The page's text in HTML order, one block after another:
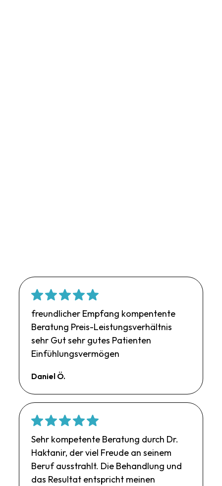
freundlicher Empfang kompentente
Beratung Preis-Leistungsverhältnis
sehr Gut sehr gutes Patienten
Einfühlungsvermögen
Daniel Ö.
Sehr kompetente Beratung durch Dr.
Haktanir, der viel Freude an seinem
Beruf ausstrahlt. Die Behandlung und
das Resultat entspricht meinen